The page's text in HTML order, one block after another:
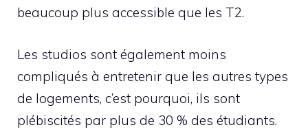
beaucoup plus accessible que les T2.
Les studios sont également moins
compliqués à entretenir que les autres types
de logements, c’est pourquoi, ils sont
plébiscités par plus de 30 % des étudiants.